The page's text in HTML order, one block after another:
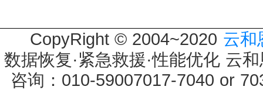
CopyRight © 2004~2020 云和
数据恢复·紧急救援·性能优化 云
咨询：010-59007017-7040 or